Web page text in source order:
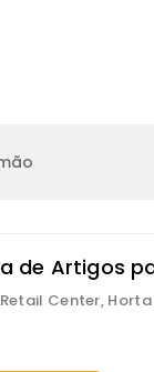
de Artigos
Center,